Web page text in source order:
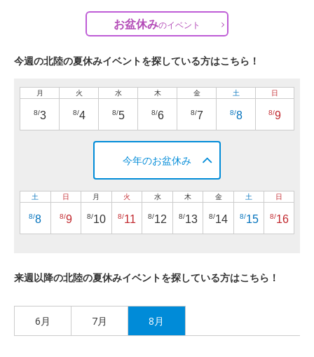
お盆休みのイベント
今週の北陸の夏休みイベントを探している方はこちら！
月
8/3
火
8/4
水
8/5
木
8/6
金
8/7
土
8/8
日
8/9
今年のお盆休み
土
8/8
日
8/9
月
8/10
火
8/11
水
8/12
木
8/13
金
8/14
土
8/15
日
8/16
来週以降の北陸の夏休みイベントを探している方はこちら！
6月 7月 8月